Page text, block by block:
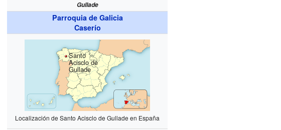
Gullade
Parroquia de Galicia
Caserío
Santo
Acisclo de
Gullade
Localización de Santo Acisclo de Gullade en España